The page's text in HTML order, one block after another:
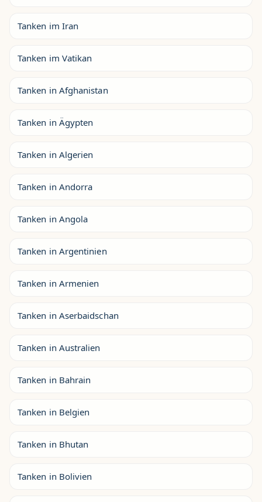
Tanken im Iran
Tanken im Vatikan
Tanken in Afghanistan
Tanken in Ägypten
Tanken in Algerien
Tanken in Andorra
Tanken in Angola
Tanken in Argentinien
Tanken in Armenien
Tanken in Aserbaidschan
Tanken in Australien
Tanken in Bahrain
Tanken in Belgien
Tanken in Bhutan
Tanken in Bolivien